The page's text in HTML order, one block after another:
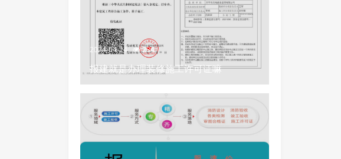
2024-04-24 234
报建就是办理装修施工许可证嘛